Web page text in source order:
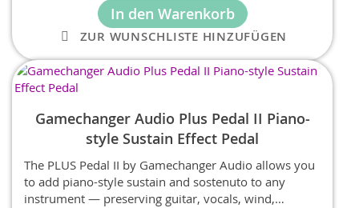
In den Warenkorb
ZUR WUNSCHLISTE HINZUFÜGEN
Gamechanger Audio Plus Pedal II Piano-
style Sustain Effect Pedal
The PLUS Pedal II by Gamechanger Audio allows you
to add piano-style sustain and sostenuto to any
instrument — preserving guitar, vocals, wind,